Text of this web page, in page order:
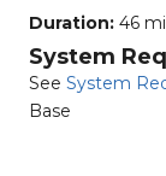
Duration: 46
System
See System
Base